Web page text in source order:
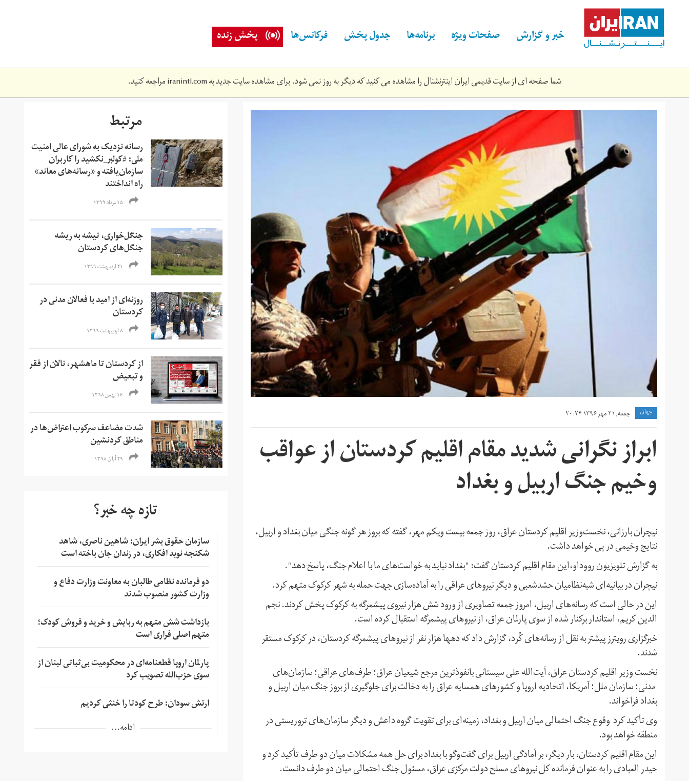
content خبر و گزارش صفحات ویژه برنامه‌ها جدول پخش فرکانس‌ها پخش زنده
شما صفحه ای از سایت قدیمی ایران اینترنشنال را مشاهده می کنید که دیگر به روز نمی شود. برای مشاهده سایت جدید بهiranintl.comمراجعه کنید.
4.jpg
جهان جمعه, ۲۱ مهر ۱۳۹۶ ۲۰:۲۴
ابراز نگرانی شدید مقام اقلیم کردستان از عواقب
وخیم جنگ اربیل و بغداد
نیچران بارزانی، نخست‌وزیر اقلیم کردستان عراق، روز جمعه بیست ویکم مهر، گفته که بروز هر گونه جنگی میان بغداد و اربیل،
نتایج وخیمی در پی خواهد داشت.
به گزارش تلویزیون رووداو،این مقام اقلیم کردستان گفت: "بغداد نباید به خواست‌های ما با اعلام جنگ، پاسخ دهد".
نیچران در بیانیه‌ای شبه‌نظامیان حشد‌شعبی و دیگر نیروهای عراقی را به آماده‌سازی جهت حمله به شهر کرکوک متهم کرد.
این در حالی است که رسانه‌های اربیل، امروز جمعه تصاویری از ورود شش هزار نیروی پیشمرگه به کرکوک پخش کردند. نجم
الدین کریم، استاندار برکنار شده از سوی پارلمان عراق، از نیروهای پیشمرگه استقبال کرده است.
خبرگزاری رویترز پیشتر به نقل از رسانه‌های کُرد، گزارش داد که دهها هزار نفر از نیروهای پیشمرگه کردستان، در کرکوک مستقر
شدند.
نخست وزیر اقلیم کردستان عراق، آیت‌الله علی سیستانی بانفوذترین مرجع شیعیان عراق؛ طرف‌های عراقی؛ سازمان‌های
مدنی؛ سازمان ملل؛ آمریکا، اتحادیه اروپا و کشورهای همسایه عراق را به دخالت برای جلوگیری از بروز جنگ میان اربیل و
بغداد فراخواند.
وی تأکید کرد وقوع جنگ احتمالی میان اربیل و بغداد، زمینه‌‌ای برای تقویت گروه داعش و دیگر سازمان‌های تروریستی در
منطقه خواهد بود.
این مقام اقلیم کردستان، بار دیگر، بر آمادگی اربیل برای گفت‌وگو با بغداد برای حل همه مشکلات میان دو طرف تأکید کرد و
حیدر العبادی را به عنوان فرمانده کل نیروهای مسلح دولت مرکزی عراق، مسئول جنگ احتمالی میان دو طرف دانست.
مرتبط
رسانه نزدیک به شورای عالی امنیت
ملی:‌ #کولبر_نکشید را کاربران
سازمان‌یافته و «رسانه‌های معاند»
راه انداختند
۱۵ مرداد ۱۳۹۹
جنگل‌خواری، تیشه به ریشه
جنگل‌های کردستان
۲۱ اردیبهشت ۱۳۹۹
روزنه‌ای از امید با فعالان مدنی در
کردستان
۸ اردیبهشت ۱۳۹۹
از کردستان تا ماهشهر، نالان از فقر
و تبعیض
۱۶ بهمن ۱۳۹۸
شدت مضاعف سرکوب اعتراض‌ها در
مناطق کردنشین
۲۹ آبان ۱۳۹۸
تازه چه خبر؟
سازمان حقوق بشر ایران: شاهین ناصری، شاهد
شکنجه نوید افکاری، در زندان جان باخته است
دو فرمانده نظامی طالبان به معاونت وزارت دفاع و
وزارت کشور منصوب شدند
بازداشت شش متهم به ربایش و خرید و فروش کودک؛
متهم اصلی فراری است
پارلمان اروپا قطعنامه‌ای در محکومیت بی‌ثباتی لبنان از
سوی حزب‌الله تصویب کرد
ارتش سودان: طرح کودتا را خنثی کردیم
ادامه...